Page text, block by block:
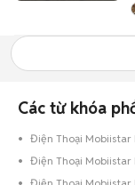
Các từ khóa